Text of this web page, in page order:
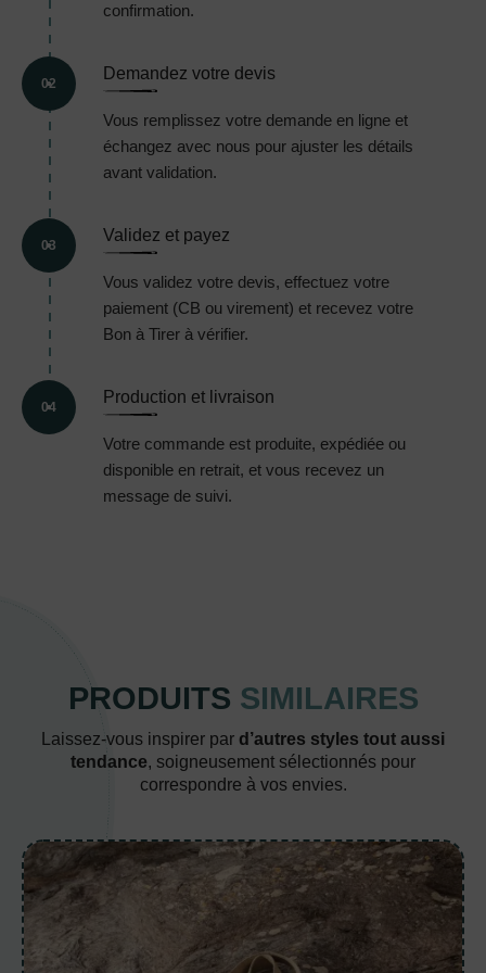
confirmation.
02
Demandez votre devis
Vous remplissez votre demande en ligne et
échangez avec nous pour ajuster les détails
avant validation.
03
Validez et payez
Vous validez votre devis, effectuez votre
paiement (CB ou virement) et recevez votre
Bon à Tirer à vérifier.
04
Production et livraison
Votre commande est produite, expédiée ou
disponible en retrait, et vous recevez un
message de suivi.
PRODUITS SIMILAIRES
Laissez-vous inspirer par d’autres styles tout aussi
tendance, soigneusement sélectionnés pour
correspondre à vos envies.